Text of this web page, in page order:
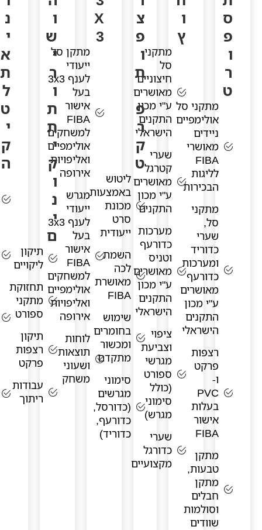
ס
פ
ו
ר
ט
מתקני סל
אולימפיים
ניידים
מאושרי
FIBA
לליגות
הבכירות
מתקני
סל,
שערי
כדוריד
ומערכות
כדורעף
מאושרים
ע"י מכון
התקנים
הישראלי
רצפות
פרקט
ו-
PVC
בעלות
אישור
FIBA
מתקן
טבעות,
מתקן
חבלים
וסולמות
שוודים
ו
ץ
מתקני
סל
חיצוניים
מאושרים
ע"י מכון
התקנים
הישראלי
שערי
קטרגל
מאושרים
ע"י מכון
התקנים
מערכות
כדורעף
וטניס
מאושרים
ע"י מכון
התקנים
הישראלי
ציפוי
וצביעת
מגרשי
ספורט
(כולל
סימוני
מגרש)
שערי
כדורגל
מקצועיים
צ
פ
ו
ת
פ
ר
ק
ט
ליטוש
באמצעות
מכונת
סרט
ייעודית
השמת
לכה
מאושרת
FIBA
שימוש
בחומרים
ומכשור
מתקדם
סימוני
מגרשים
(כדורסל,
כדורעף,
כדוריד)
X
3
מתקן סל
ייעודי
לענף 3x3
בעל
אישור
FIBA
למשחקים
אולימפיים
ואליפויות
אירופה
מגרש
ייעודי
לענף 3x3
בעל
אישור
FIBA
למשחקים
אולימפיים
ואליפויות
אירופה
לוחות
תוצאות
ושעוני
משחק
ו
ש
י
ר
ו
ת
ת
י
ק
ו
נ
י
ם
תיקון
ליקויים
תחזוקת
מתקני
ספורט
תיקון
רצפות
פרקט
עבודות
ריתוך
נ
י
א
ת
ל
ט
י
ק
ה